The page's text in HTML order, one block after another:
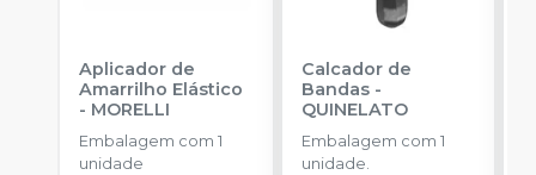
Aplicador de
Amarrilho Elástico
- MORELLI
Embalagem com 1
unidade
Calcador de
Bandas-
QUINELATO
Embalagem com 1
unidade.